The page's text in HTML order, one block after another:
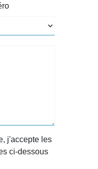
j'accepte les
ci-dessous